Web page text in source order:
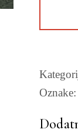
Oznake: